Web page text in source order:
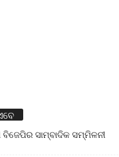
ସାମ୍ବାଦିକ ସମ୍ମିଳନୀ